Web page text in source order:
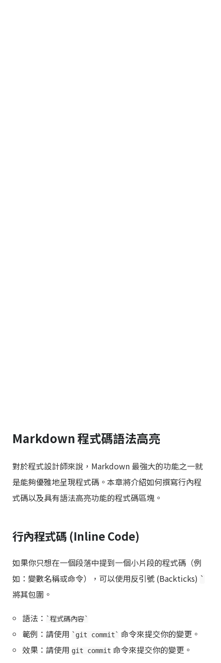
Markdown 程式碼語法高亮
對於程式設計師來說，Markdown 最強大的功能之一就
是能夠優雅地呈現程式碼。本章將介紹如何撰寫行內程
式碼以及具有語法高亮功能的程式碼區塊。
行內程式碼 (Inline Code)
如果你只想在一個段落中提到一個小片段的程式碼（例
如：變數名稱或命令），可以使用反引號 (Backticks) `
將其包圍。
語法： `程式碼內容`
範例：請使用 `git commit` 命令來提交你的變更。
效果：請使用 git commit 命令來提交你的變更。